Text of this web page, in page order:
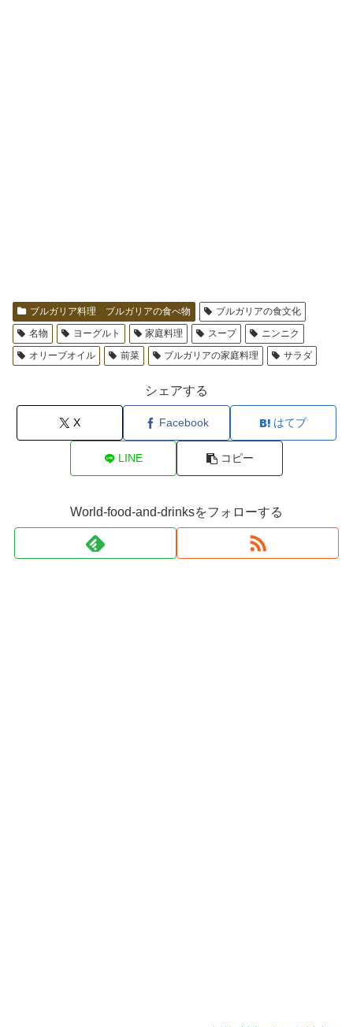
ブルガリア料理 ブルガリアの食べ物
ブルガリアの食文化
名物
ヨーグルト 家庭料理 スープ
ニンニク
オリーブオイル
前菜 ブルガリアの家庭料理 サラダ
シェアする
X Facebook はてブ
LINE コピー
World-food-and-drinksをフォローする